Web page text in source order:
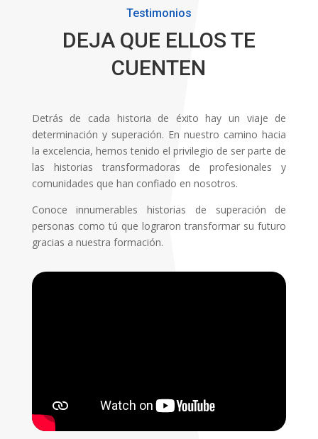
Testimonios
DEJA QUE ELLOS TE
CUENTEN
Detrás de cada historia de éxito hay un viaje de
determinación y superación. En nuestro camino hacia
la excelencia, hemos tenido el privilegio de ser parte de
las historias transformadoras de profesionales y
comunidades que han confiado en nosotros.
Conoce innumerables historias de superación de
personas como tú que lograron transformar su futuro
gracias a nuestra formación.